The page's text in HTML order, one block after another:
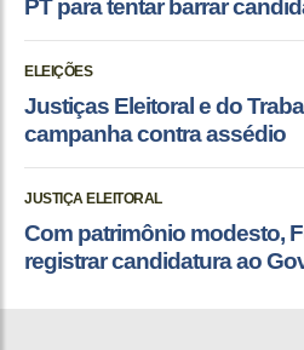
PT para tentar barrar
ELEIÇÕES
Justiças Eleitoral e do
campanha contra assédio
JUSTIÇA ELEITORAL
Com patrimônio modesto,
registrar candidatura ao